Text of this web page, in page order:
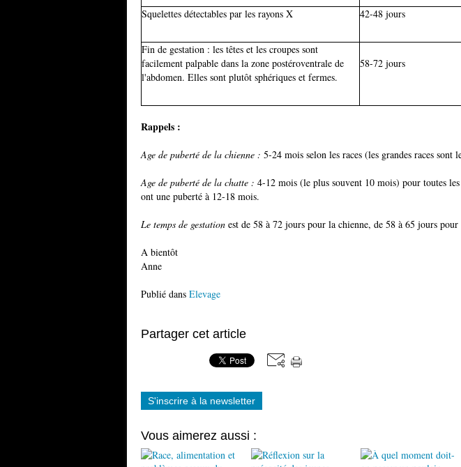
Squelettes détectables par les rayons X 42-48 jours
Fin de gestation : les têtes et les croupes sont
facilement palpable dans la zone postéroventrale de
l'abdomen. Elles sont plutôt sphériques et fermes.
58-72 jours
Rappels :
Age de puberté de la chienne : 5-24 mois selon les races (les grandes races sont
Age de puberté de la chatte : 4-12 mois (le plus souvent 10 mois) pour toutes les
ont une puberté à 12-18 mois.
Le temps de gestation est de 58 à 72 jours pour la chienne, de 58 à 65 jours pour
A bientôt
Anne
Publié dans Elevage
Partager cet article
S'inscrire à la newsletter
Vous aimerez aussi :